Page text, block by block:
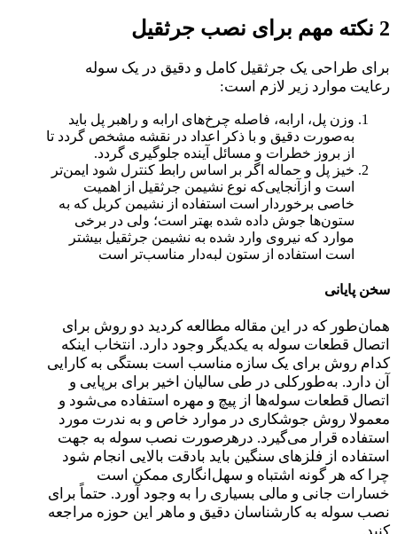
2 نکته مهم برای نصب جرثقیل
برای طراحی یک جرثقیل کامل و دقیق در یک سوله
رعایت موارد زیر لازم است:
وزن پل، ارابه، فاصله چرخ‌های ارابه و راهبر پل باید
به‌صورت دقیق و با ذکر اعداد در نقشه مشخص گردد تا
از بروز خطرات و مسائل آینده جلوگیری گردد.
خیز پل و حماله اگر بر اساس رابط کنترل شود ایمن‌تر
است و ازآنجایی‌که نوع نشیمن جرثقیل از اهمیت
خاصی برخوردار است استفاده از نشیمن کربل که به
ستون‌ها جوش داده شده بهتر است؛ ولی در برخی
موارد که نیروی وارد شده به نشیمن جرثقیل بیشتر
است استفاده از ستون لبه‌دار مناسب‌تر است
سخن پایانی
همان‌طور که در این مقاله مطالعه کردید دو روش برای
اتصال قطعات سوله به یکدیگر وجود دارد. انتخاب اینکه
کدام روش برای یک سازه مناسب است بستگی به کارایی
آن دارد. به‌طور‌کلی در طی سالیان اخیر برای برپایی و
اتصال قطعات سوله‌ها از پیچ و مهره استفاده می‌شود و
معمولا روش جوشکاری در موارد خاص و به ندرت مورد
استفاده قرار می‌گیرد. درهرصورت نصب سوله به جهت
استفاده از فلزهای سنگین باید بادقت بالایی انجام شود
چرا که هر گونه اشتباه و سهل‌انگاری ممکن است
خسارات جانی و مالی بسیاری را به وجود آورد. حتماً برای
نصب سوله به کارشناسان دقیق و ماهر این حوزه مراجعه